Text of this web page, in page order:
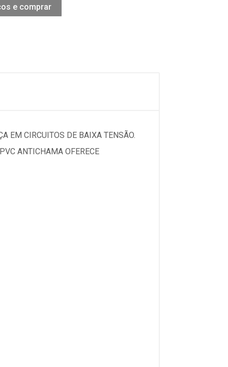
e comprar
EM CIRCUITOS DE BAIXA TENSÃO.
ANTICHAMA OFERECE